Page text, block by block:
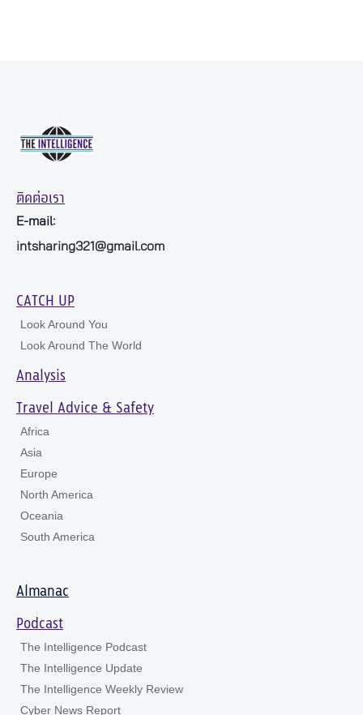
ติดต่อเรา
E-mail:
intsharing321@gmail.com
CATCH UP
Look Around You
Look Around The World
Analysis
Travel Advice & Safety
Africa
Asia
Europe
North America
Oceania
South America
Almanac
Podcast
The Intelligence Podcast
The Intelligence Update
The Intelligence Weekly Review
Cyber News Report